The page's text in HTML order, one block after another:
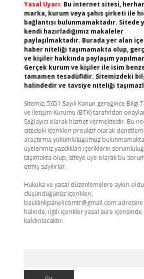
Yasal Uyarı: Bu internet sitesi,
marka, kurum veya şahıs şirketi ile
bağlantısı bulunmamaktadır. Sitede
kendi hazırladığımız makaleler
paylaşılmaktadır. Burada yer alan
haber niteliği taşımamakta olup,
ve kişiler hakkında paylaşım
Gerçek kurum ve kişiler ile isim
tamamen tesadüfidir. Sitemizdeki
halindedir ve tavsiye niteliği
Sitemiz, 5651 Sayılı Kanun gereğince Bilgi
ve İletişim Kurumu (BTK) tarafından
Sağlayıcı olarak hizmet vermektedir. Bu
sitedeki içerikleri proaktif olarak
araştırma yükümlülüğümüz
üyelerimiz yazdıkları içeriklerin
taşımakta olup, siteye üye olarak bu
etmiş sayılırlar.
Hukuka ve yasal düzenlemelere aykırı
düşündüğünüz içerikleri,
backlinkpanelicomtr@gmail.com
halinde, ilgili içerikler yasal süre içerisinde
kaldırılacaktır.